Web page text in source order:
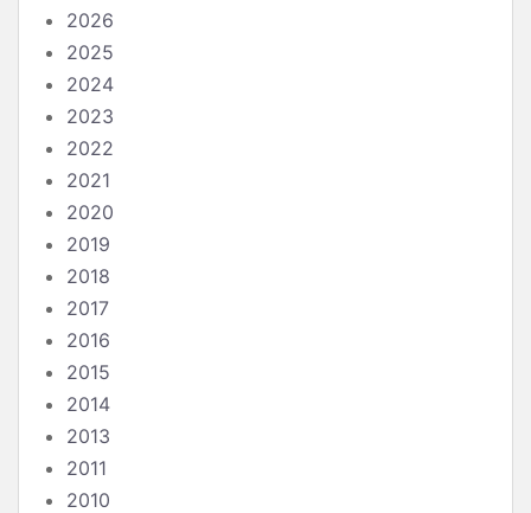
2026
2025
2024
2023
2022
2021
2020
2019
2018
2017
2016
2015
2014
2013
2011
2010